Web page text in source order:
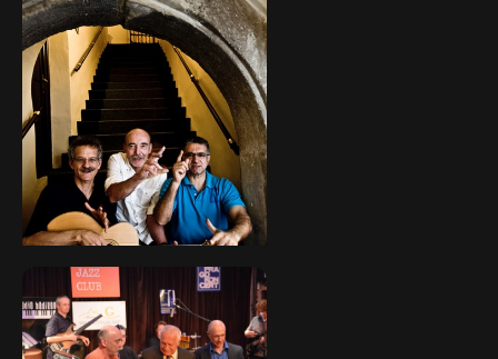
Kratochvíl, Ackerman, Zangi